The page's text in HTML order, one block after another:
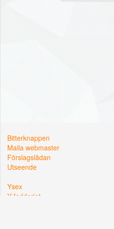
Bitterknappen
Maila webmaster
Förslagslådan
Utseende
Ysex
Y-fadderiet